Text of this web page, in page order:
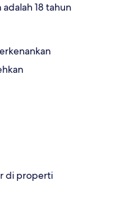
18 tahun
di properti